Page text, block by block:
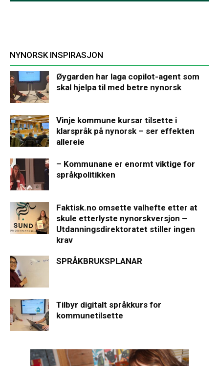
NYNORSK INSPIRASJON
Øygarden har laga copilot-agent som
skal hjelpa til med betre nynorsk
Vinje kommune kursar tilsette i
klarspråk på nynorsk – ser effekten
allereie
– Kommunane er enormt viktige for
språkpolitikken
Faktisk.no omsette valhefte etter at
skule etterlyste nynorskversjon –
Utdanningsdirektoratet stiller ingen
krav
SPRÅKBRUKSPLANAR
Tilbyr digitalt språkkurs for
kommunetilsette